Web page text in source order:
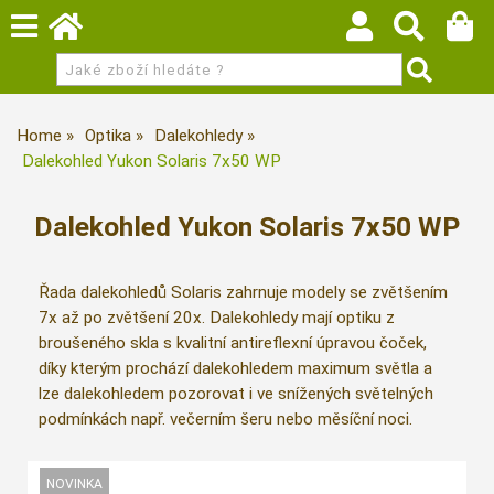
Home Optika
Dalekohledy
Dalekohled Yukon Solaris 7x50 WP
Dalekohled Yukon Solaris 7x50 WP
Řada dalekohledů Solaris zahrnuje modely se zvětšením
7x až po zvětšení 20x. Dalekohledy mají optiku z
broušeného skla s kvalitní antireflexní úpravou čoček,
díky kterým prochází dalekohledem maximum světla a
lze dalekohledem pozorovat i ve snížených světelných
podmínkách např. večerním šeru nebo měsíční noci.